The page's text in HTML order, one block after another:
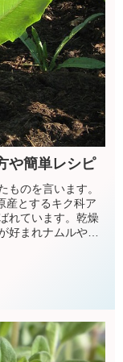
や簡単レシピ
ものを言います。
産とするキク科ア
れています。乾燥
好まれナムルや煮